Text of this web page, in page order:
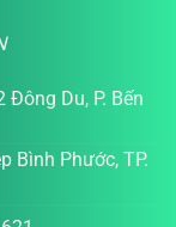
Đông Du, P. Bến
Bình Phước, TP.